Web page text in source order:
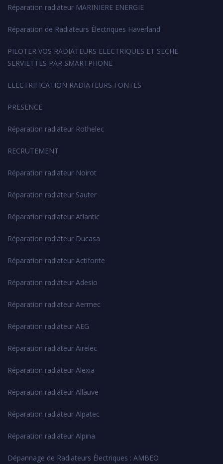
Réparation radiateur MARINIERE ENERGIE
Réparation de Radiateurs Électriques Haverland
PILOTER VOS RADIATEURS ELECTRIQUES ET SECHE
SERVIETTES PAR SMARTPHONE
ELECTRIFICATION RADIATEURS FONTES
PRESENCE
Réparation radiateur Rothelec
RECRUTEMENT
Réparation radiateur Noirot
Réparation radiateur Sauter
Réparation radiateur Atlantic
Réparation radiateur Ducasa
Réparation radiateur Actifonte
Réparation radiateur Adesio
Réparation radiateur Aermec
Réparation radiateur AEG
Réparation radiateur Airelec
Réparation radiateur Alexia
Réparation radiateur Allauve
Réparation radiateur Alpatec
Réparation radiateur Alpina
Dépannage de Radiateurs Électriques : AMBEO